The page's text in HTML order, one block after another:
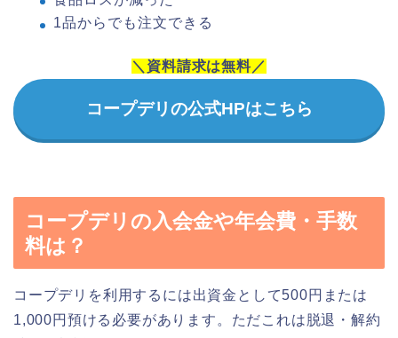
1品からでも注文できる
＼資料請求は無料／
コープデリの公式HPはこちら
コープデリの入会金や年会費・手数
料は？
コープデリを利用するには出資金として500円または
1,000円預ける必要があります。ただこれは脱退・解約